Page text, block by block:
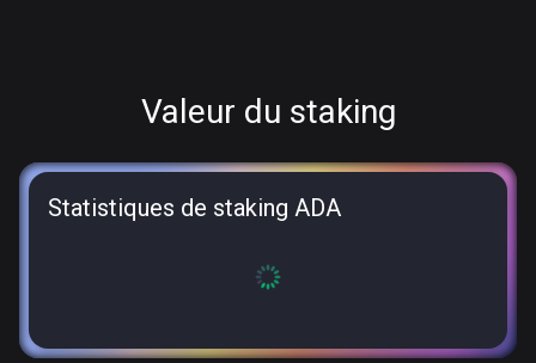
Valeur du staking
Statistiques de staking ADA